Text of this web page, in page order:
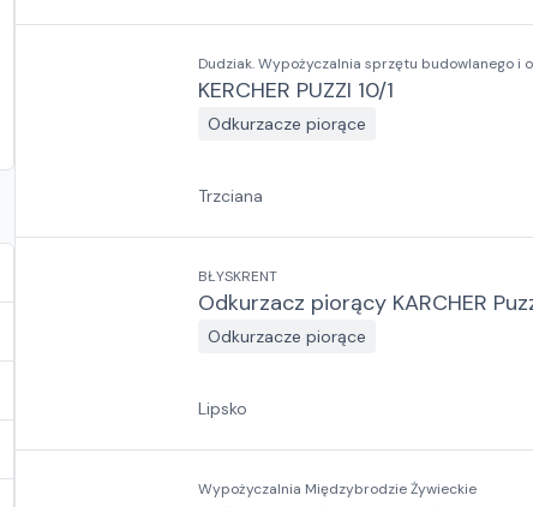
Dudziak. Wypożyczalnia sprzętu budowlanego i
KERCHER PUZZI 10/1
Odkurzacze piorące
Trzciana
BŁYSKRENT
Odkurzacz piorący KARCHER
Odkurzacze piorące
Lipsko
Wypożyczalnia Międzybrodzie Żywieckie